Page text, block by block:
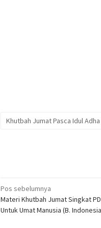
Khutbah Jumat Pasca Idul Adha
Navigasi
pos
Pos sebelumnya
Materi Khutbah Jumat Singkat
Untuk Umat Manusia (B.